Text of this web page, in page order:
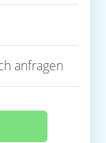
anfragen